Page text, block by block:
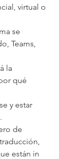
virtual o
se
Teams,
la
qué
y estar
de
están in